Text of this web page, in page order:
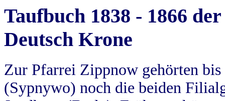
Taufbuch 1838 - 1866
Deutsch Krone
Zur Pfarrei Zippnow gehörten
(Sypnywo) noch die beiden